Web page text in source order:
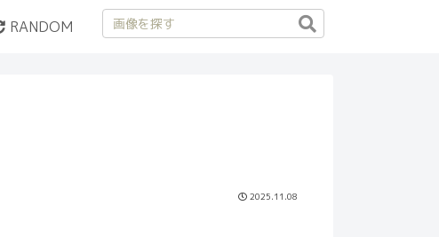
RANDOM
2025.11.08